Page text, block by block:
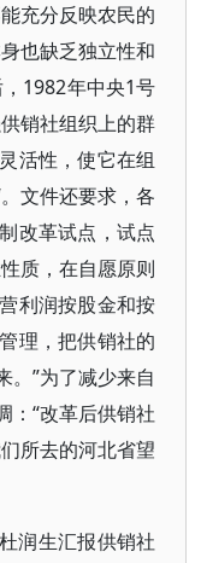
充分反映农民的
也缺乏独立性和
1982年中央1号
销社组织上的群
活性，使它在组
文件还要求，各
改革试点，试点
质，在自愿原则
利润按股金和按
理，把供销社的
。”为了减少来自
：“改革后供销社
所去的河北省望
润生汇报供销社